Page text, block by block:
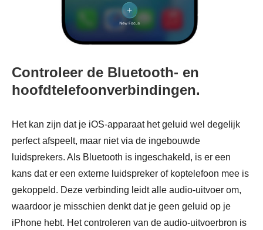
Controleer de Bluetooth- en
hoofdtelefoonverbindingen.
Het kan zijn dat je iOS-apparaat het geluid wel degelijk
perfect afspeelt, maar niet via de ingebouwde
luidsprekers. Als Bluetooth is ingeschakeld, is er een
kans dat er een externe luidspreker of koptelefoon mee is
gekoppeld. Deze verbinding leidt alle audio-uitvoer om,
waardoor je misschien denkt dat je geen geluid op je
iPhone hebt. Het controleren van de audio-uitvoerbron is